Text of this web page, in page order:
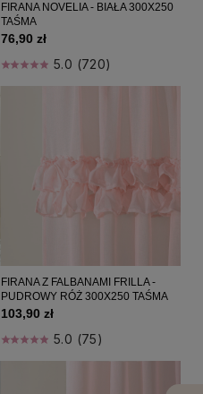
FIRANA NOVELIA - BIAŁA 300X250
TAŚMA
76,90 zł
5.0 (720)
FIRANA Z FALBANAMI FRILLA -
PUDROWY RÓŻ 300X250 TAŚMA
103,90 zł
5.0 (75)